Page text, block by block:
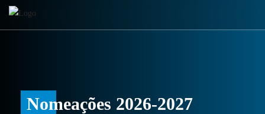
Nomeações 2026-2027